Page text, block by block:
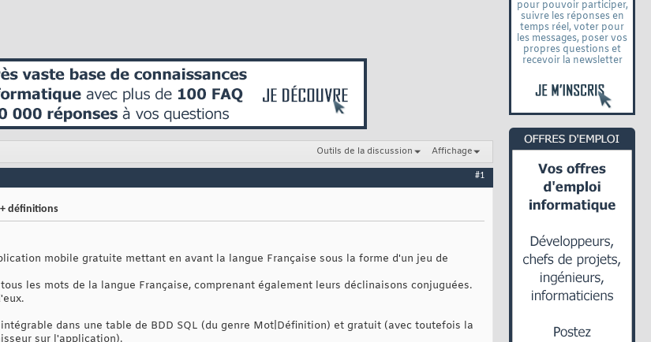
pour pouvoir participer,
suivre les réponses en
temps réel, voter pour
les messages, poser vos
propres questions et
recevoir la newsletter
Outils de la discussion Affichage
#1
définitions
mobile gratuite mettant en avant la langue Française sous la forme d'un jeu de
les mots de la langue Française, comprenant également leurs déclinaisons conjuguées.
dans une table de BDD SQL (du genre Mot|Définition) et gratuit (avec toutefois la